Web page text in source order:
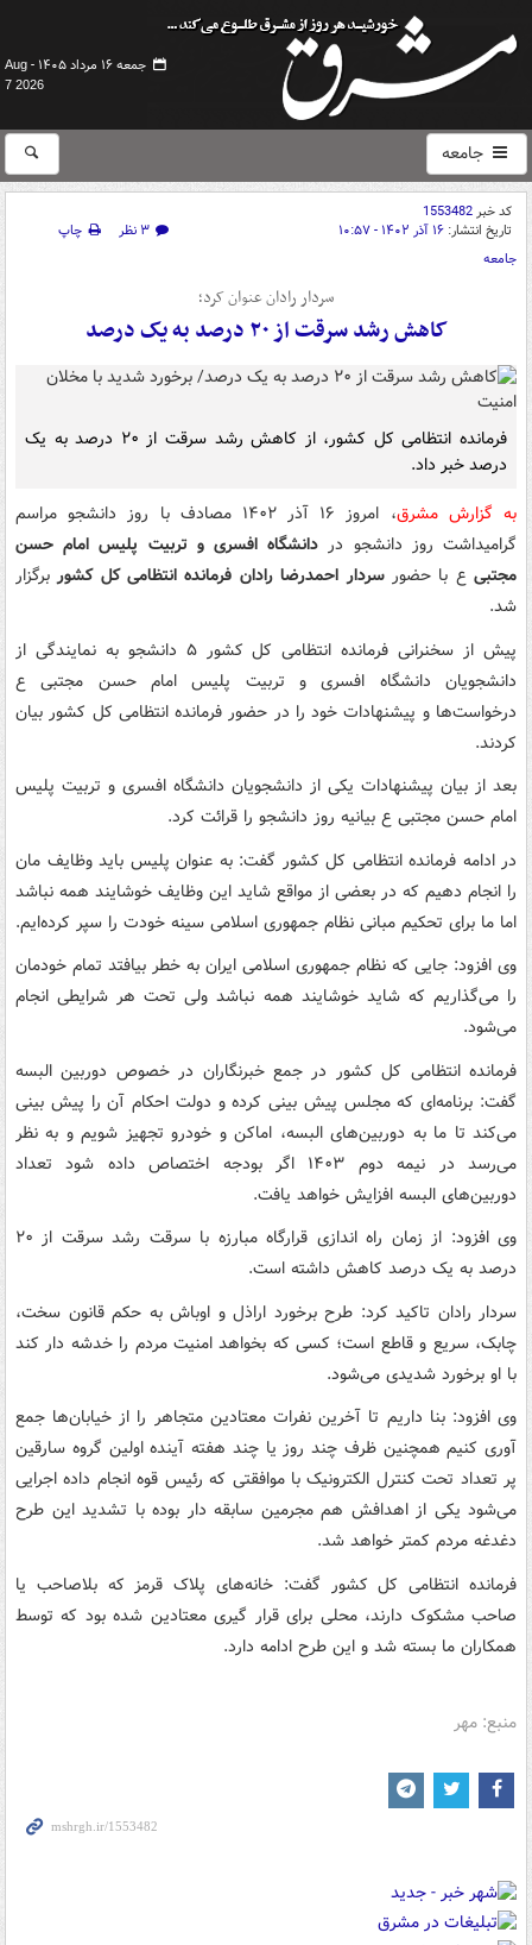
جمعه ۱۶ مرداد ۱۴۰۵ -
Aug
7 2026
جامعه
کد خبر1553482
تاریخ انتشار: ۱۶ آذر ۱۴۰۲ - ۱۰:۵۷ ۳ نظر
چاپ
جامعه
سردار رادان عنوان کرد؛
کاهش رشد سرقت از ۲۰ درصد به یک درصد
فرمانده انتظامی کل کشور، از کاهش رشد سرقت از ۲۰ درصد به یک
درصد خبر داد.
به گزارش مشرق
، امروز ۱۶ آذر ۱۴۰۲ مصادف با روز دانشجو مراسم
گرامیداشت روز دانشجو در دانشگاه افسری و تربیت پلیس امام حسن
مجتبی ع با حضورسردار احمدرضا رادان فرمانده انتظامی کل کشوربرگزار
شد.
پیش از سخنرانی فرمانده انتظامی کل کشور ۵ دانشجو به نمایندگی از
دانشجویان دانشگاه افسری و تربیت پلیس امام حسن مجتبی ع
درخواست‌ها و پیشنهادات خود را در حضور فرمانده انتظامی کل کشور بیان
کردند.
بعد از بیان پیشنهادات یکی از دانشجویان دانشگاه افسری و تربیت پلیس
امام حسن مجتبی ع بیانیه روز دانشجو را قرائت کرد.
در ادامه فرمانده انتظامی کل کشور گفت: به عنوان پلیس باید وظایف مان
را انجام دهیم که در بعضی از مواقع شاید این وظایف خوشایند همه نباشد
اما ما برای تحکیم مبانی نظام جمهوری اسلامی سینه خودت را سپر کرده‌ایم.
وی افزود: جایی که نظام جمهوری اسلامی ایران به خطر بیافتد تمام خودمان
را می‌گذاریم که شاید خوشایند همه نباشد ولی تحت هر شرایطی انجام
می‌شود.
فرمانده انتظامی کل کشور در جمع خبرنگاران در خصوص دوربین البسه
گفت: برنامه‌ای که مجلس پیش بینی کرده و دولت احکام آن را پیش بینی
می‌کند تا ما به دوربین‌های البسه، اماکن و خودرو تجهیز شویم و به نظر
می‌رسد در نیمه دوم ۱۴۰۳ اگر بودجه اختصاص داده شود تعداد
دوربین‌های البسه افزایش خواهد یافت.
وی افزود: از زمان راه اندازی قرارگاه مبارزه با سرقت رشد سرقت از ۲۰
درصد به یک درصد کاهش داشته است.
سردار رادان تاکید کرد: طرح برخورد اراذل و اوباش به حکم قانون سخت،
چابک، سریع و قاطع است؛ کسی که بخواهد امنیت مردم را خدشه دار کند
با او برخورد شدیدی می‌شود.
وی افزود: بنا داریم تا آخرین نفرات معتادین متجاهر را از خیابان‌ها جمع
آوری کنیم همچنین ظرف چند روز یا چند هفته آینده اولین گروه سارقین
پر تعداد تحت کنترل الکترونیک با موافقتی که رئیس قوه انجام داده اجرایی
می‌شود یکی از اهدافش هم مجرمین سابقه دار بوده با تشدید این طرح
دغدغه مردم کمتر خواهد شد.
فرمانده انتظامی کل کشور گفت: خانه‌های پلاک قرمز که بلاصاحب یا
صاحب مشکوک دارند، محلی برای قرار گیری معتادین شده بود که توسط
همکاران ما بسته شد و این طرح ادامه دارد.
منبع: مهر